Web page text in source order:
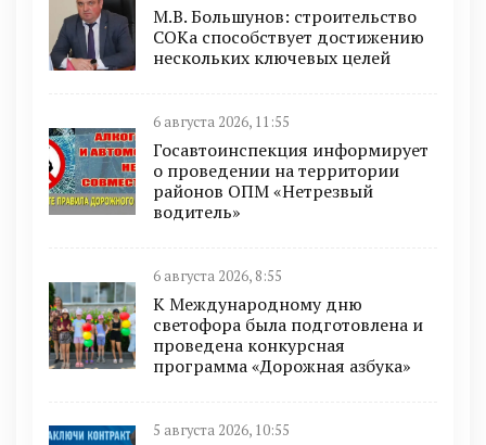
М.В. Большунов: строительство
СОКа способствует достижению
нескольких ключевых целей
6 августа 2026, 11:55
Госавтоинспекция информирует
о проведении на территории
районов ОПМ «Нетрезвый
водитель»
6 августа 2026, 8:55
К Международному дню
светофора была подготовлена и
проведена конкурсная
программа «Дорожная азбука»
5 августа 2026, 10:55